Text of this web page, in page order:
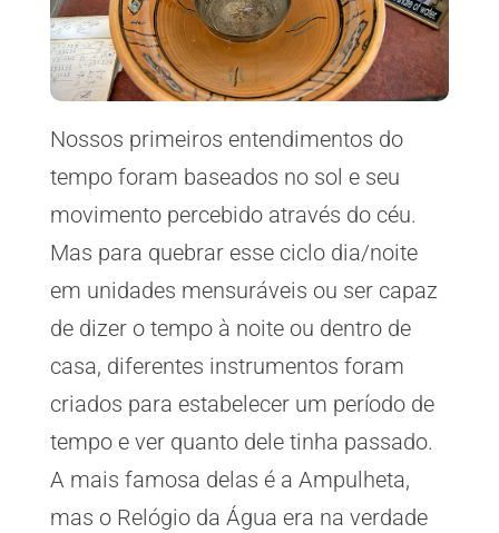
Nossos primeiros entendimentos do
tempo foram baseados no sol e seu
movimento percebido através do céu.
Mas para quebrar esse ciclo dia/noite
em unidades mensuráveis ou ser capaz
de dizer o tempo à noite ou dentro de
casa, diferentes instrumentos foram
criados para estabelecer um período de
tempo e ver quanto dele tinha passado.
A mais famosa delas é a Ampulheta,
mas o Relógio da Água era na verdade